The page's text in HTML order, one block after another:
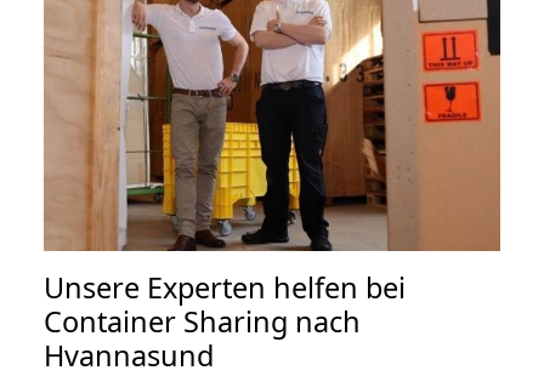
Unsere Experten helfen bei
Container Sharing nach
Hvannasund